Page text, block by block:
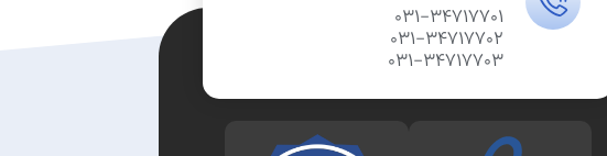
031-34717701
031-34717702
031-34717703